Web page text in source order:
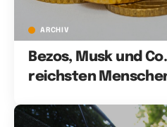
ARCHIV
Bezos, Musk und
reichsten